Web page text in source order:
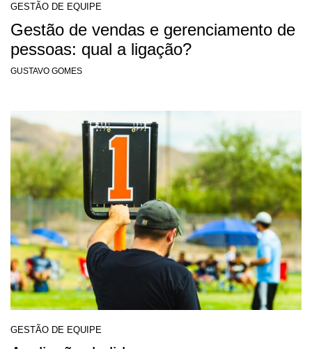
GESTÃO DE EQUIPE
Gestão de vendas e gerenciamento de
pessoas: qual a ligação?
GUSTAVO GOMES
GESTÃO DE EQUIPE